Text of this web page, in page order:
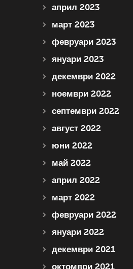
април 2023
март 2023
февруари 2023
януари 2023
декември 2022
ноември 2022
септември 2022
август 2022
юни 2022
май 2022
април 2022
март 2022
февруари 2022
януари 2022
декември 2021
октомври 2021